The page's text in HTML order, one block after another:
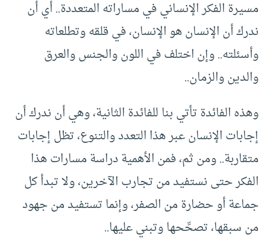
مسيرة الفكر الإنساني في مساراته المتعددة.. أي أن
ندرك أن الإنسان هو الإنسان، في قلقه وتطلعاته
وأسئلته.. وإن اختلف في اللون والجنس والعرق
والدين والزمان..
وهذه الفائدة تأتي بنا للفائدة الثانية، وهي أن ندرك أن
إجابات الإنسان عبر هذا التعدد والتنوع، تظل إجابات
متقاربة.. ومن ثم، فمن الأهمية دراسة مسارات هذا
الفكر حتى نستفيد من تجارب الآخرين، ولا تبدأ كل
جماعة أو حضارة من الصفر، وإنما تستفيد من جهود
من سبقها، تصحِّحها وتبني عليها..